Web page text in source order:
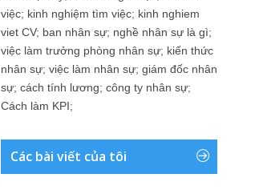
việc; kinh nghiệm tìm việc; kinh nghiem
viet CV; ban nhân sự; nghề nhân sự là gì;
việc làm trưởng phòng nhân sự; kiến thức
nhân sự; việc làm nhân sự; giám đốc nhân
sự; cách tính lương; công ty nhân sự;
Cách làm KPI;
Các bài viết của tôi